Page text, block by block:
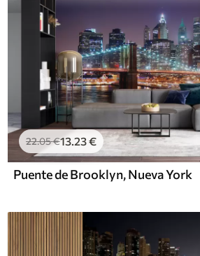
22.05€13.23€
Puente de Brooklyn, Nueva York